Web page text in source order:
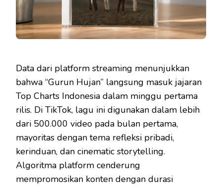
Data dari platform streaming menunjukkan
bahwa “Gurun Hujan” langsung masuk jajaran
Top Charts Indonesia dalam minggu pertama
rilis. Di TikTok, lagu ini digunakan dalam lebih
dari 500.000 video pada bulan pertama,
mayoritas dengan tema refleksi pribadi,
kerinduan, dan cinematic storytelling.
Algoritma platform cenderung
mempromosikan konten dengan durasi